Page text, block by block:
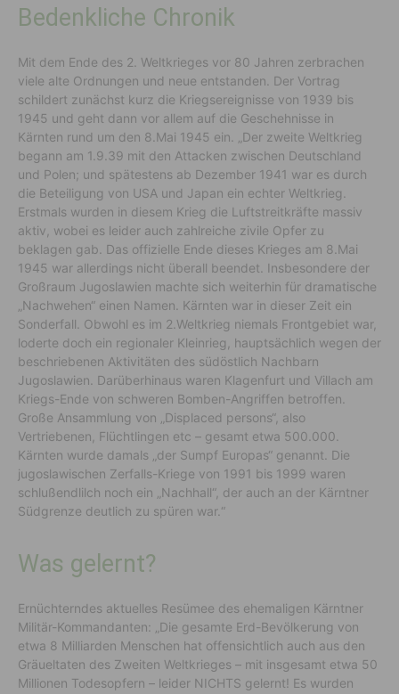
Bedenkliche Chronik
Mit dem Ende des 2. Weltkrieges vor 80 Jahren zerbrachen
viele alte Ordnungen und neue entstanden. Der Vortrag
schildert zunächst kurz die Kriegsereignisse von 1939 bis
1945 und geht dann vor allem auf die Geschehnisse in
Kärnten rund um den 8.Mai 1945 ein. „Der zweite Weltkrieg
begann am 1.9.39 mit den Attacken zwischen Deutschland
und Polen; und spätestens ab Dezember 1941 war es durch
die Beteiligung von USA und Japan ein echter Weltkrieg.
Erstmals wurden in diesem Krieg die Luftstreitkräfte massiv
aktiv, wobei es leider auch zahlreiche zivile Opfer zu
beklagen gab. Das offizielle Ende dieses Krieges am 8.Mai
1945 war allerdings nicht überall beendet. Insbesondere der
Großraum Jugoslawien machte sich weiterhin für dramatische
„Nachwehen“ einen Namen. Kärnten war in dieser Zeit ein
Sonderfall. Obwohl es im 2.Weltkrieg niemals Frontgebiet war,
loderte doch ein regionaler Kleinrieg, hauptsächlich wegen der
beschriebenen Aktivitäten des südöstlich Nachbarn
Jugoslawien. Darüberhinaus waren Klagenfurt und Villach am
Kriegs-Ende von schweren Bomben-Angriffen betroffen.
Große Ansammlung von „Displaced persons“, also
Vertriebenen, Flüchtlingen etc – gesamt etwa 500.000.
Kärnten wurde damals „der Sumpf Europas“ genannt. Die
jugoslawischen Zerfalls-Kriege von 1991 bis 1999 waren
schlußendlilch noch ein „Nachhall“, der auch an der Kärntner
Südgrenze deutlich zu spüren war.“
Was gelernt?
Ernüchterndes aktuelles Resümee des ehemaligen Kärntner
Militär-Kommandanten: „Die gesamte Erd-Bevölkerung von
etwa 8 Milliarden Menschen hat offensichtlich auch aus den
Gräueltaten des Zweiten Weltkrieges – mit insgesamt etwa 50
Millionen Todesopfern – leider NICHTS gelernt! Es wurden